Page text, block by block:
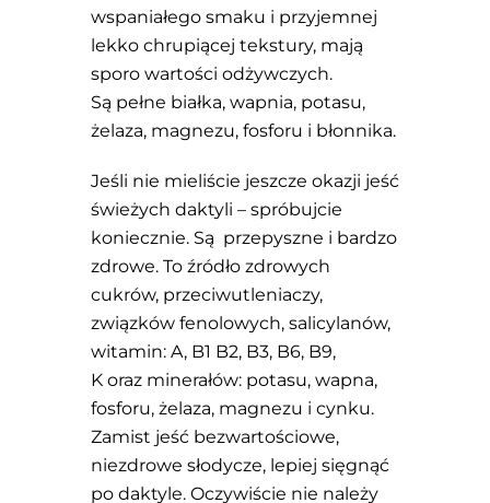
wspaniałego smaku i przyjemnej
lekko chrupiącej tekstury, mają
sporo wartości odżywczych.
Są pełne białka, wapnia, potasu,
żelaza, magnezu, fosforu i błonnika.
Jeśli nie mieliście jeszcze okazji jeść
świeżych daktyli – spróbujcie
koniecznie. Są przepyszne i bardzo
zdrowe. To źródło zdrowych
cukrów, przeciwutleniaczy,
związków fenolowych, salicylanów,
witamin: A, B1 B2, B3, B6, B9,
K oraz minerałów: potasu, wapna,
fosforu, żelaza, magnezu i cynku.
Zamist jeść bezwartościowe,
niezdrowe słodycze, lepiej sięgnąć
po daktyle. Oczywiście nie należy